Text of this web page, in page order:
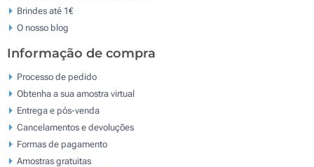
Brindes até 1€
O nosso blog
Informação de compra
Processo de pedido
Obtenha a sua amostra virtual
Entrega e pós-venda
Cancelamentos e devoluções
Formas de pagamento
Amostras gratuitas